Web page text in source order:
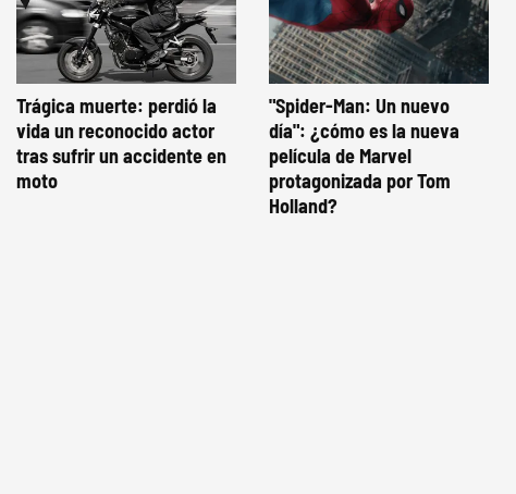
Trágica muerte: perdió la
vida un reconocido actor
tras sufrir un accidente en
moto
"Spider-Man: Un nuevo
día": ¿cómo es la nueva
película de Marvel
protagonizada por Tom
Holland?